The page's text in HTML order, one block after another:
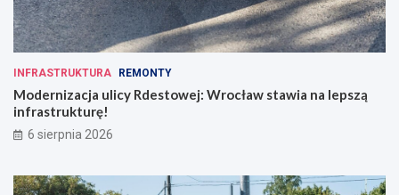
INFRASTRUKTURA REMONTY
Modernizacja ulicy Rdestowej: Wrocław stawia na lepszą
infrastrukturę!
6 sierpnia 2026